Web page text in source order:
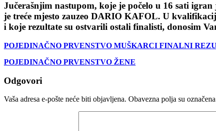
Jučerašnjim nastupom, koje je počelo u 16 sati
je treće mjesto zauzeo DARIO KAFOL. U
i koje rezultate su ostvarili ostali finalisti, donosim
POJEDINAČNO PRVENSTVO MUŠKARCI FINALNI
POJEDINAČNO PRVENSTVO ŽENE
Odgovori
Vaša adresa e-pošte neće biti objavljena. Obavezna polja su